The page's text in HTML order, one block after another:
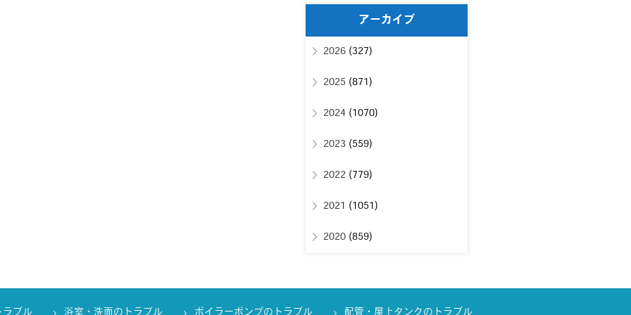
アーカイブ
2026(327)
2025 (871)
2024(1070)
2023 (559)
2022(779)
2021 (1051)
2020(859)
ラブル 浴室・洗面のトラブル ボイラーポンプのトラブル 配管・屋上タンクのトラブル